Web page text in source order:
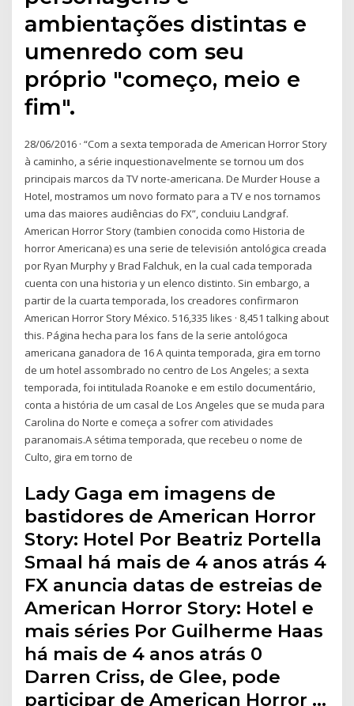
ambientações distintas e
umenredo com seu
próprio "começo, meio e
fim".
28/06/2016 · “Com a sexta temporada de American Horror Story
à caminho, a série inquestionavelmente se tornou um dos
principais marcos da TV norte-americana. De Murder House a
Hotel, mostramos um novo formato para a TV e nos tornamos
uma das maiores audiências do FX”, concluiu Landgraf.
American Horror Story (tambien conocida como Historia de
horror Americana) es una serie de televisión antológica creada
por Ryan Murphy y Brad Falchuk, en la cual cada temporada
cuenta con una historia y un elenco distinto. Sin embargo, a
partir de la cuarta temporada, los creadores confirmaron
American Horror Story México. 516,335 likes · 8,451 talking about
this. Página hecha para los fans de la serie antológoca
americana ganadora de 16 A quinta temporada, gira em torno
de um hotel assombrado no centro de Los Angeles; a sexta
temporada, foi intitulada Roanoke e em estilo documentário,
conta a história de um casal de Los Angeles que se muda para
Carolina do Norte e começa a sofrer com atividades
paranomais.A sétima temporada, que recebeu o nome de
Culto, gira em torno de
Lady Gaga em imagens de
bastidores de American Horror
Story: Hotel Por Beatriz Portella
Smaal há mais de 4 anos atrás 4
FX anuncia datas de estreias de
American Horror Story: Hotel e
mais séries Por Guilherme Haas
há mais de 4 anos atrás 0
Darren Criss, de Glee, pode
participar de American Horror …